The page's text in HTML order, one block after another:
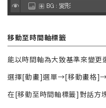
移動至時間軸標籤
能以時間軸為大致基準來變更
選擇[動畫]選單→[移動畫格]→[
在[移動至時間軸標籤]對話方